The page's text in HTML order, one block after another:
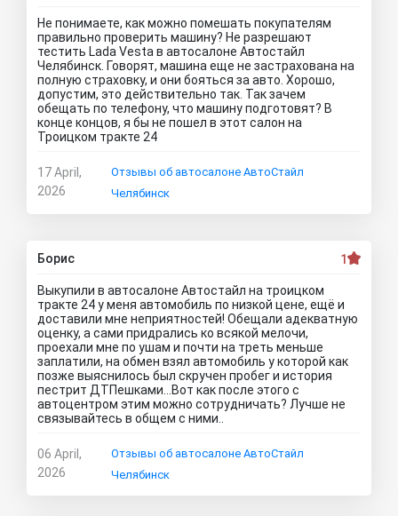
Не понимаете, как можно помешать покупателям
правильно проверить машину? Не разрешают
тестить Lada Vesta в автосалоне Автостайл
Челябинск. Говорят, машина еще не застрахована на
полную страховку, и они бояться за авто. Хорошо,
допустим, это действительно так. Так зачем
обещать по телефону, что машину подготовят? В
конце концов, я бы не пошел в этот салон на
Троицком тракте 24
17 April,
2026
Отзывы об автосалоне АвтоСтайл
Челябинск
Борис 1
Выкупили в автосалоне Автостайл на троицком
тракте 24 у меня автомобиль по низкой цене, ещё и
доставили мне неприятностей! Обещали адекватную
оценку, а сами придрались ко всякой мелочи,
проехали мне по ушам и почти на треть меньше
заплатили, на обмен взял автомобиль у которой как
позже выяснилось был скручен пробег и история
пестрит ДТПешками...Вот как после этого с
автоцентром этим можно сотрудничать? Лучше не
связывайтесь в общем с ними..
06 April,
2026
Отзывы об автосалоне АвтоСтайл
Челябинск